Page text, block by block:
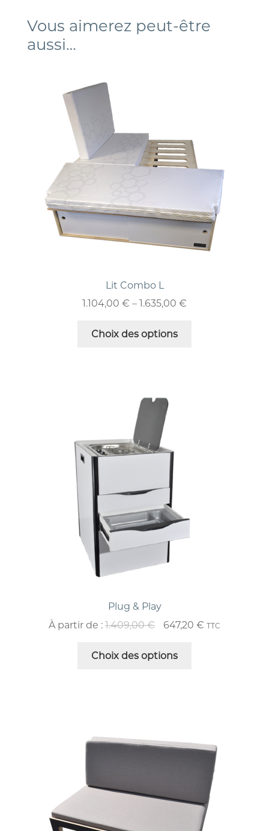
Vous aimerez peut-être
aussi…
Lit Combo L
1.104,00 € – 1.635,00 €
Choix des options
Plug & Play
À partir de :1.409,00€ 647,20 € TTC
Choix des options